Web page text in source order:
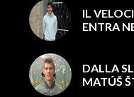
IL
ENTRA
DALLA
MATÚŠ